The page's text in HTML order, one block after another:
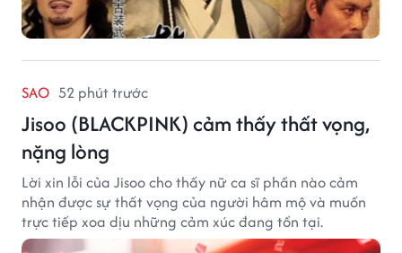
SAO 52 phút trước
Jisoo (BLACKPINK) cảm thấy thất vọng,
nặng lòng
Lời xin lỗi của Jisoo cho thấy nữ ca sĩ phần nào cảm
nhận được sự thất vọng của người hâm mộ và muốn
trực tiếp xoa dịu những cảm xúc đang tồn tại.